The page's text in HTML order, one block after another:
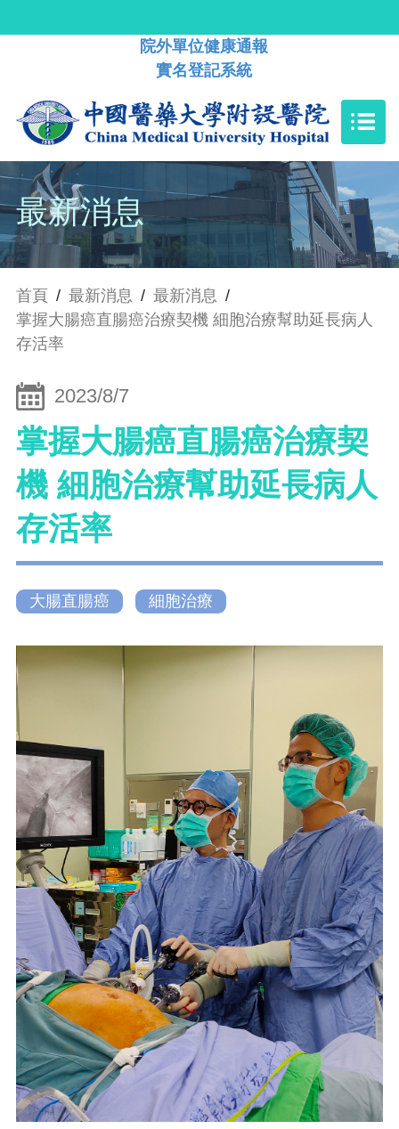
院外單位健康通報
實名登記系統
最新消息
首頁 / 最新消息 / 最新消息 /
掌握大腸癌直腸癌治療契機 細胞治療幫助延長病人
存活率
2023/8/7
掌握大腸癌直腸癌治療契
機 細胞治療幫助延長病人
存活率
大腸直腸癌 細胞治療